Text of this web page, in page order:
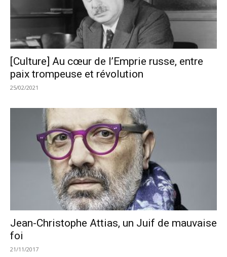
[Culture] Au cœur de l’Emprie russe, entre
paix trompeuse et révolution
25/02/2021
Jean-Christophe Attias, un Juif de mauvaise
foi
21/11/2017